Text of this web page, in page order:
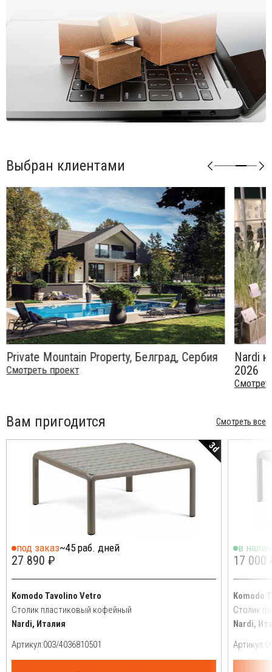
Возможные цвета подушек из акрила: серый (grigio),
розовый (rosa quarzo).
Возможные цвета подушек из ткани Sunbrella: синий
(adriatic), лед (ghiaccio), авокадо (avocado), джунгли
(giungla), холст (canvas).
Возможные цвета подушек из ткани TECH: панама
Сиденья можно закрепить с одной стороны, а спинки и
Изделие сертифицировано CATAS.
Открыть технические характеристики.
Открыть инструкцию по сборке.
Элементы серии Кomodo можно комбинировать между
собой в любой последовательности, создавая
индивидуальные решения для Вашего интерьера.
Выбран клиентами
Private Mountain Property, Белград, Сербия
Смотреть проект
Nardi
2026
Вам пригодится Смотреть все
3d
под заказ~45 раб. дней
27 890 ₽
Komodo Tavolino Vetro
Столик пластиковый кофейный
Nardi, Италия
Артикул:
в
17 000
Komodo
Столик
Nardi,
Артикул: